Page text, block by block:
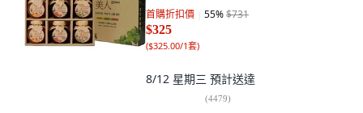
首購折扣價 55%$731
$325
($325.00/1套)
8/12 星期三 預計送達
(4479)